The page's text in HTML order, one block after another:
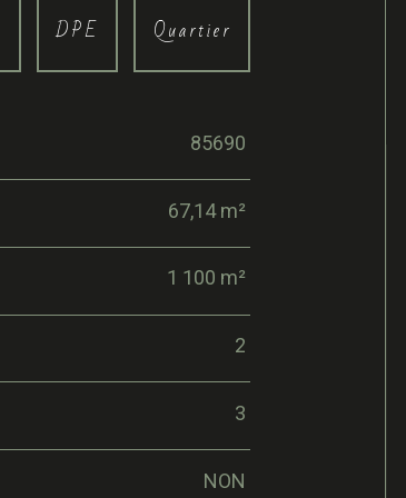
DPE Quartier
85690
67,14 m²
1 100 m²
2
3
NON